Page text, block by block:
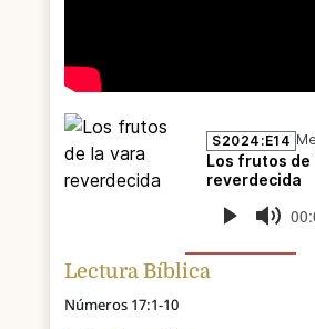
Lectura Bíblica
Números 17:1-10